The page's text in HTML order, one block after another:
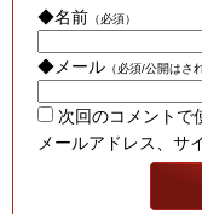
◆名前 （必須）
◆メール （必須/公開はさ
次回のコメントで
メールアドレス、サ